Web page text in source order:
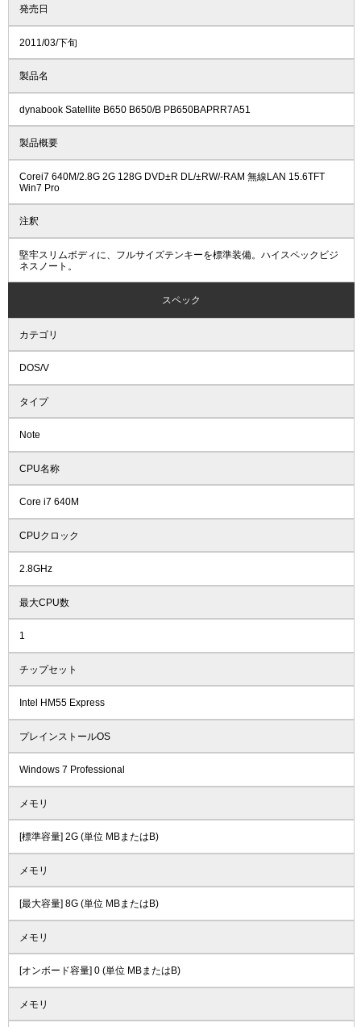
発売日
2011/03/下旬
製品名
dynabook Satellite B650 B650/B PB650BAPRR7A51
製品概要
Corei7 640M/2.8G 2G 128G DVD±R DL/±RW/-RAM 無線LAN 15.6TFT
Win7 Pro
注釈
堅牢スリムボディに、フルサイズテンキーを標準装備。ハイスペックビジ
ネスノート。
スペック
カテゴリ
DOS/V
タイプ
Note
CPU名称
Core i7 640M
CPUクロック
2.8GHz
最大CPU数
1
チップセット
Intel HM55 Express
プレインストールOS
Windows 7 Professional
メモリ
[標準容量] 2G (単位 MBまたはB)
メモリ
[最大容量] 8G (単位 MBまたはB)
メモリ
[オンボード容量] 0 (単位 MBまたはB)
メモリ